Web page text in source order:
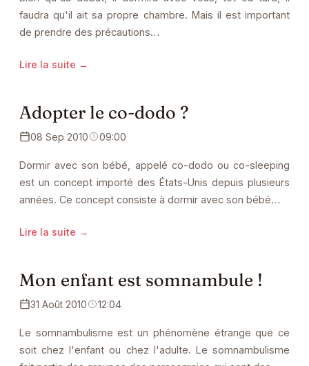
faudra qu'il ait sa propre chambre. Mais il est important
de prendre des précautions…
Lire la suite →
Adopter le co-dodo ?
08 Sep 2010 09:00
Dormir avec son bébé, appelé co-dodo ou co-sleeping
est un concept importé des États-Unis depuis plusieurs
années. Ce concept consiste à dormir avec son bébé…
Lire la suite →
Mon enfant est somnambule !
31 Août 2010 12:04
Le somnambulisme est un phénomène étrange que ce
soit chez l'enfant ou chez l'adulte. Le somnambulisme